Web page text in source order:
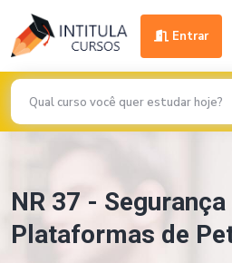
Entrar
NR 37 -
Plataformas de